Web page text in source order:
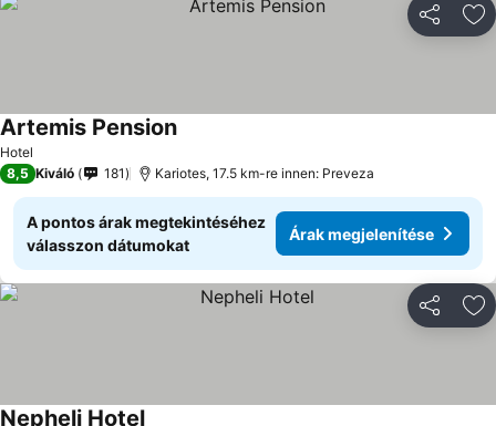
Hotel
Artemis Pension
8,5 Kiváló 181 Kariotes, 17.5 km-re innen: Preveza
A pontos árak megtekintéséhez
válasszon dátumokat
Árak megjelenítése
Nepheli Hotel